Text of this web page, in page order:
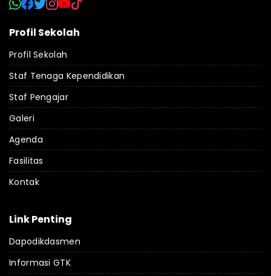
Profil Sekolah
Profil Sekolah
Staf Tenaga Kependidikan
Staf Pengajar
Galeri
Agenda
Fasilitas
Kontak
Link Penting
Dapodikdasmen
Informasi GTK